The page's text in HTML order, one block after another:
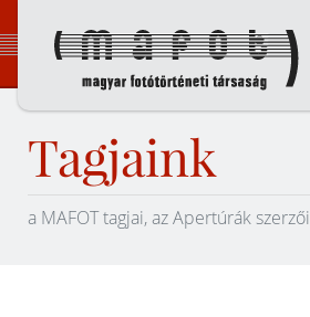
a
tartalomhoz
Tagjaink
a MAFOT tagjai, az Apertúrák szerzői